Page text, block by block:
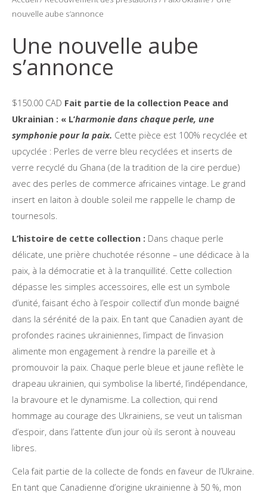
nouvelle aube s’annonce
Une nouvelle aube
s’annonce
$150.00 CAD Fait partie de la collection Peace and
Ukrainian : « L’harmonie dans chaque perle, une
symphonie pour la paix. Cette pièce est 100% recyclée et
upcyclée : Perles de verre bleu recyclées et inserts de
verre recyclé du Ghana (de la tradition de la cire perdue)
avec des perles de commerce africaines vintage. Le grand
insert en laiton à double soleil me rappelle le champ de
tournesols.
L’histoire de cette collection : Dans chaque perle
délicate, une prière chuchotée résonne – une dédicace à la
paix, à la démocratie et à la tranquillité. Cette collection
dépasse les simples accessoires, elle est un symbole
d’unité, faisant écho à l’espoir collectif d’un monde baigné
dans la sérénité de la paix. En tant que Canadien ayant de
profondes racines ukrainiennes, l’impact de l’invasion
alimente mon engagement à rendre la pareille et à
promouvoir la paix. Chaque perle bleue et jaune reflète le
drapeau ukrainien, qui symbolise la liberté, l’indépendance,
la bravoure et le dynamisme. La collection, qui rend
hommage au courage des Ukrainiens, se veut un talisman
d’espoir, dans l’attente d’un jour où ils seront à nouveau
libres.
Cela fait partie de la collecte de fonds en faveur de l’Ukraine.
En tant que Canadienne d’origine ukrainienne à 50 %, mon